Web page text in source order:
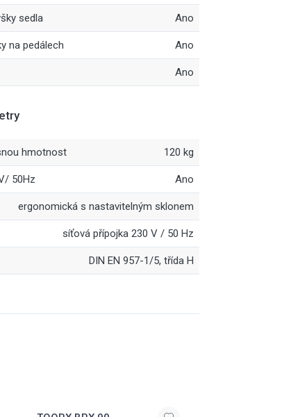
sedla Ano
na pedálech Ano
Ano
hmotnost 120 kg
50Hz Ano
ergonomická s nastavitelným sklonem
síťová přípojka 230 V / 50 Hz
DIN EN 957-1/5, třída H